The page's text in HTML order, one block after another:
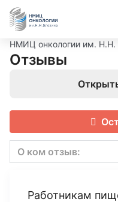
НМИЦ онкологии им. Н.Н.
Отзывы
О ком отзыв:
Работникам